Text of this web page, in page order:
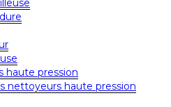
haute pression
nettoyeurs haute pression